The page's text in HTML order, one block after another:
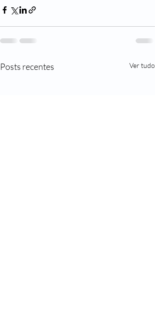
Posts recentes Ver tudo